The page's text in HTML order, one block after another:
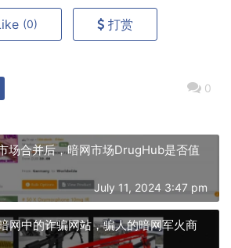
(0) 打赏
0
场合并后，暗网市场DrugHub是否值
July 11, 2024 3:47 pm
网中的诈骗网站，骗人的暗网军火商